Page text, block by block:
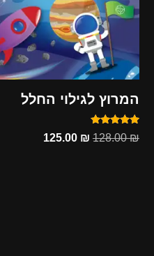
המרוץ לגילוי החלל
דורג
5.00
128.00₪
125.00 ₪